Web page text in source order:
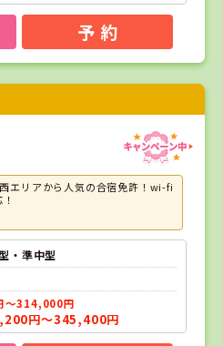
予 約
エリアから人気の合宿免許！wi-fi
・準中型
～314,000円
円～345,400円